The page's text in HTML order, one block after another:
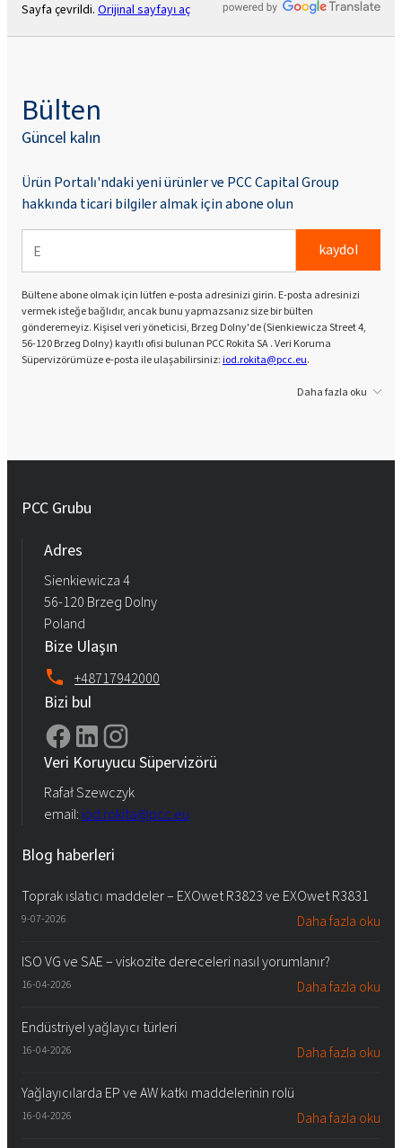
Sayfa çevrildi. Orijinal sayfayı aç
Bülten
Güncel kalın
Ürün Portalı'ndaki yeni ürünler ve PCC Capital Group
hakkında ticari bilgiler almak için abone olun
kaydol
Bültene abone olmak için lütfen e-posta adresinizi girin. E-posta adresinizi
vermek isteğe bağlıdır, ancak bunu yapmazsanız size bir bülten
gönderemeyiz. Kişisel veri yöneticisi, Brzeg Dolny'de (Sienkiewicza Street 4,
56-120 Brzeg Dolny) kayıtlı ofisi bulunan PCC Rokita SA . Veri Koruma
Süpervizörümüze e-posta ile ulaşabilirsiniz:iod.rokita@pcc.eu.
Daha fazla oku
PCC Grubu
Adres
Sienkiewicza 4
56-120 Brzeg Dolny
Poland
Bize Ulaşın
+48717942000
Bizi bul
Veri Koruyucu Süpervizörü
Rafał Szewczyk
email: iod.rokita@pcc.eu
Blog haberleri
Toprak ıslatıcı maddeler – EXOwet R3823 ve EXOwet R3831
9-07-2026 Daha fazla oku
ISO VG ve SAE – viskozite dereceleri nasıl yorumlanır?
16-04-2026 Daha fazla oku
Endüstriyel yağlayıcı türleri
16-04-2026 Daha fazla oku
Yağlayıcılarda EP ve AW katkı maddelerinin rolü
16-04-2026 Daha fazla oku